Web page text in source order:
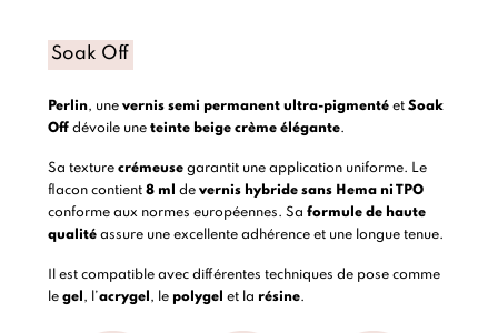
Soak Off
Perlin, une vernis semi permanent ultra-pigmentéet Soak
Offdévoile une teinte beige crème élégante.
Sa texture crémeusegarantit une application uniforme. Le
flacon contient 8 ml de vernis hybride sans Hema ni TPO
conforme aux normes européennes. Sa formule de haute
qualité assure une excellente adhérence et une longue tenue.
Il est compatible avec différentes techniques de pose comme
le gel , l’acrygel , le polygel et la résine.